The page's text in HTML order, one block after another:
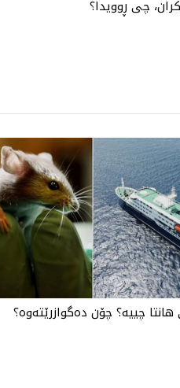
چی ڕوویدا؟
چییە؟ چۆن دەگوازرێتەوە؟